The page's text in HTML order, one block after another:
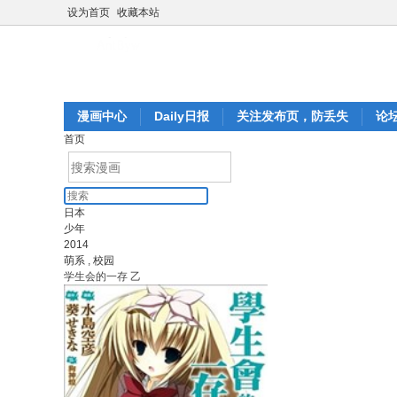
设为首页 收藏本站
漫画中心 Daily日报 关注发布页，防丢失 论
首页
日本
少年
2014
萌系 , 校园
学生会的一存 乙